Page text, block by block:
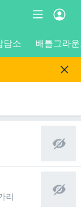
담소 배틀그라
리